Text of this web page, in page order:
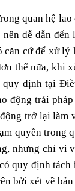
quan hệ
dễ dẫn
cứ để xử
thế nữa,
định tại
trái
trở lại
quyền trong
nhưng chỉ vì
quy định
bởi xét về